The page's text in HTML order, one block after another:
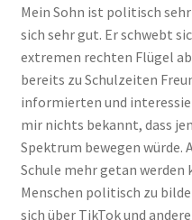
Mein Sohn ist politisch
sich sehr gut. Er schwebt
extremen rechten Flügel
bereits zu Schulzeiten
informierten und
mir nichts bekannt, dass
Spektrum bewegen würde.
Schule mehr getan werden
Menschen politisch zu
sich über TikTok und